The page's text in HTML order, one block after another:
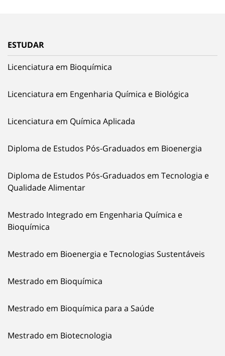
ESTUDAR
Licenciatura em Bioquímica
Licenciatura em Engenharia Química e Biológica
Licenciatura em Química Aplicada
Diploma de Estudos Pós-Graduados em Bioenergia
Diploma de Estudos Pós-Graduados em Tecnologia e
Qualidade Alimentar
Mestrado Integrado em Engenharia Química e
Bioquímica
Mestrado em Bioenergia e Tecnologias Sustentáveis
Mestrado em Bioquímica
Mestrado em Bioquímica para a Saúde
Mestrado em Biotecnologia